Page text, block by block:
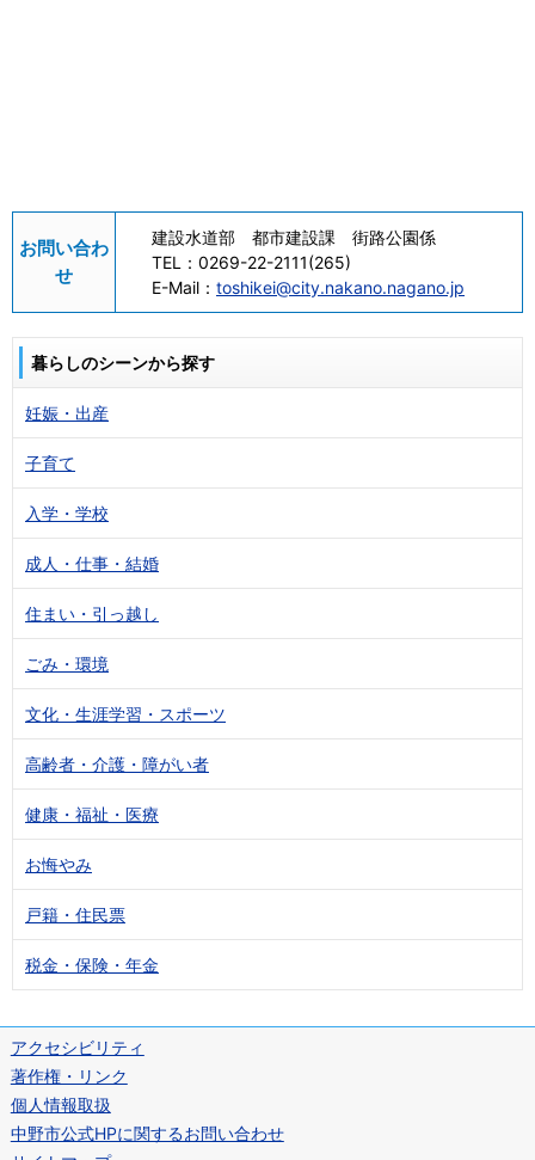
お問い合わ
せ
建設水道部 都市建設課 街路公園係
TEL： 0269-22-2111(265)
E-Mail： toshikei@city.nakano.nagano.jp
暮らしのシーンから探す
妊娠・出産
子育て
入学・学校
成人・仕事・結婚
住まい・引っ越し
ごみ・環境
文化・生涯学習・スポーツ
高齢者・介護・障がい者
健康・福祉・医療
お悔やみ
戸籍・住民票
税金・保険・年金
アクセシビリティ
著作権・リンク
個人情報取扱
中野市公式HPに関するお問い合わせ